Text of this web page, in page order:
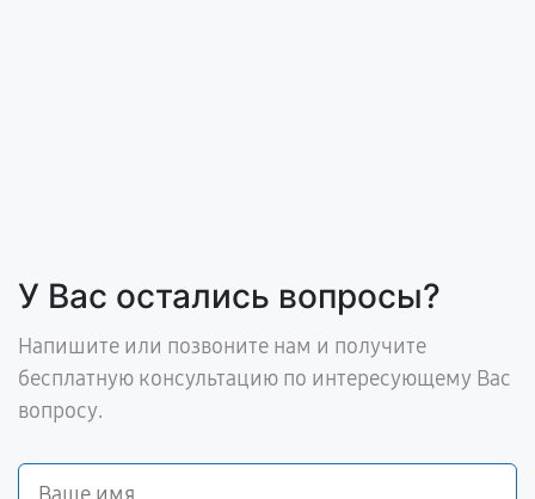
У Вас остались вопросы?
Напишите или позвоните нам и получите
бесплатную консультацию по интересующему Вас
вопросу.